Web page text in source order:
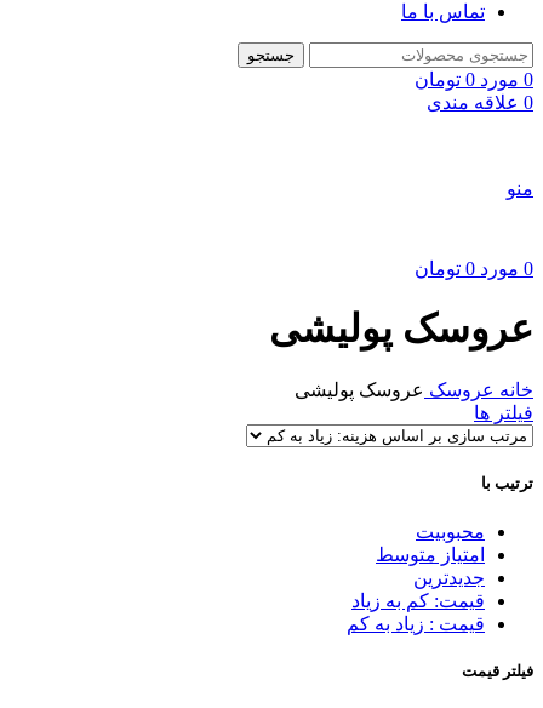
تماس با ما
جستجو
0 مورد 0 تومان
0 علاقه مندی
منو
0 مورد 0 تومان
عروسک پولیشی
خانه عروسک عروسک پولیشی
فیلتر ها
ترتیب با
محبوبیت
امتیاز متوسط
جدیدترین
قیمت: کم به زیاد
قیمت : زیاد به کم
فیلتر قیمت